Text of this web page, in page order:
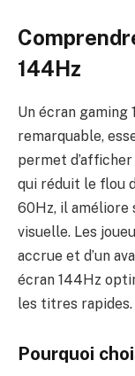
144Hz
Un écran gaming
remarquable,
permet d’afficher
qui réduit le flou
60Hz, il
visuelle. Les
accrue et d’un
écran 144Hz
les titres rapides.
Pourquoi